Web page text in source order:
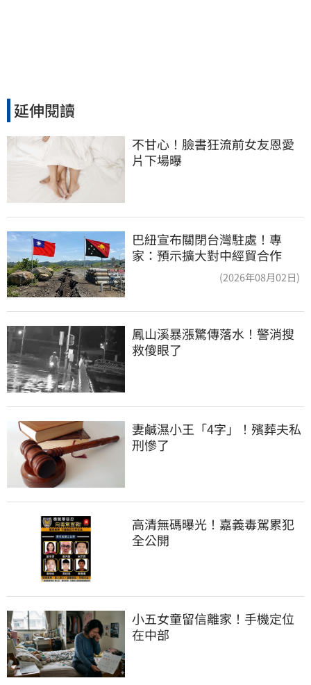
延伸閱讀
不甘心！臉書狂流前女友恩愛
片下場曝
巴紐宣布關閉台灣駐處！專
家：預示擴大對中經貿合作
(2026年08月02日)
鳳山溪暴漲驚傳落水！警消搜
救傻眼了
妻鹹濕小王「4字」！殯葬夫私
刑慘了
高清無碼曝光！嘉義毒駕累犯
全公開
小五女童留信離家！手機定位
在中部